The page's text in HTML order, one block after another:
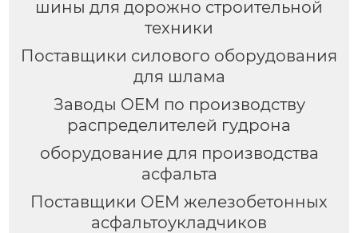
шины для дорожно строительной
техники
Поставщики силового оборудования
для шлама
Заводы OEM по производству
распределителей гудрона
оборудование для производства
асфальта
Поставщики OEM железобетонных
асфальтоукладчиков